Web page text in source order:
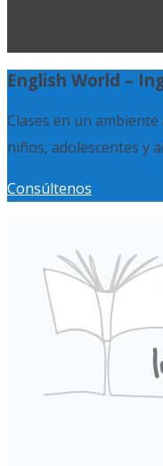
English World –
Clases en un
niños, adolescentes y
Consúltenos